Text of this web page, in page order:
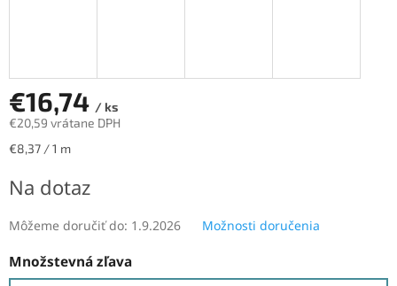
€16,74 / ks
€20,59 vrátane DPH
Jednotková
€8,37 / 1 m
Na dotaz
Môžeme doručiť do: 1.9.2026 Možnosti doručenia
Množstevná zľava